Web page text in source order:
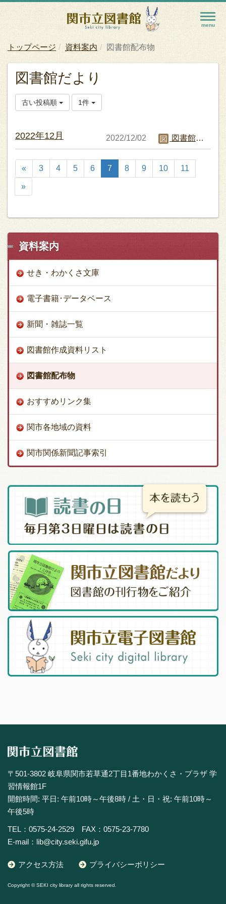
トップページ 資料案内 図書館配布物
図書館だより
古い投稿順 1件
2022年12月 2022/12/02 図書館職員C
« 3 4 5 6 7 8 9 10 11
»
資料案内
せき・わかくさ文庫
電子書籍･データベース
新聞・雑誌一覧
図書館作成資料リスト
図書館配布物
おすすめリンク集
関市各地域の資料
関市関係新聞記事索引
〒501-3802 岐阜県関市若草通2丁目1番地わかくさ・プラザ 学
習情報館1F
開館時間: 平日: 午前10時～午後8時 / 土・日・祝: 午前10時～
午後5時
TEL：0575-24-2529 FAX：0575-23-7780
E-mail：lib@city.seki.gifu.jp
アクセス方法 プライバシーポリシー
Copyright © SEKI city library all rights reserved.